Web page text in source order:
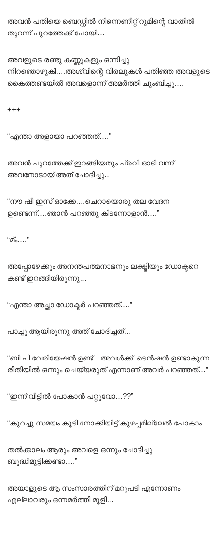
അവൻ പതിയെ ബെഡ്ഡിൽ നിന്നെണീറ്റ് റൂമിന്റെ വാതിൽ
തുറന്ന് പുറത്തേക്ക് പോയി…
അവളുടെ രണ്ടു കണ്ണുകളും ഒന്നിച്ചു
നിറഞൊഴുകി….അശ്വിന്റെ വിരലുകൾ പതിഞ്ഞ അവളുടെ
കൈത്തണ്ടയിൽ അവളൊന്ന് അമർത്തി ചുംബിച്ചു….
+++
“എന്താ അളായാ പറഞ്ഞത്….”
അവൻ പുറത്തേക്ക് ഇറങ്ങിയതും പ്രവി ഓടി വന്ന്
അവനോടായ് അത് ചോദിച്ചു…
“നൗ ഷീ ഇസ് ഓക്കേ….ചെറായൊരു തല വേദന
ഉണ്ടെന്ന്….ഞാൻ പറഞ്ഞു കിടന്നോളാൻ….”
“മ്ം….”
അപ്പോഴേക്കും അനന്തപത്മനാഭനും ലക്ഷ്മിയും ഡോക്ടറെ
കണ്ട് ഇറങ്ങിയിരുന്നു…
“എന്താ അച്ഛാ ഡോക്ടർ പറഞ്ഞത്….”
പാച്ചു ആയിരുന്നു അത് ചോദിച്ചത്…
“ബി പി വേരിയേഷൻ ഉണ്ട്…അവൾക്ക് ടെൻഷൻ ഉണ്ടാകുന്ന
രീതിയിൽ ഒന്നും ചെയ്യരുത് എന്നാണ് അവർ പറഞ്ഞത്…”
“ഇന്ന് വീട്ടിൽ പോകാൻ പറ്റുവോ…??”
“കുറച്ചു സമയം കൂടി നോക്കിയിട്ട് കുഴപ്പമില്ലേൽ പോകാം….
തൽക്കാലം ആരും അവളെ ഒന്നും ചോദിച്ചു
ബുദ്ധിമുട്ടിക്കണ്ടാ….”
അയാളുടെ ആ സംസാരത്തിന് മറുപടി എന്നോണം
എല്ലാവരും ഒന്നമർത്തി മൂളി…